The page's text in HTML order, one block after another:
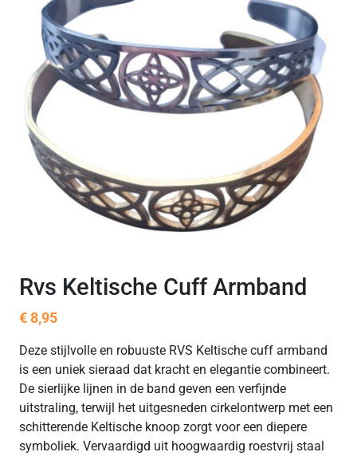
Rvs Keltische Cuff Armband
€8,95
Deze stijlvolle en robuuste RVS Keltische cuff armband
is een uniek sieraad dat kracht en elegantie combineert.
De sierlijke lijnen in de band geven een verfijnde
uitstraling, terwijl het uitgesneden cirkelontwerp met een
schitterende Keltische knoop zorgt voor een diepere
symboliek. Vervaardigd uit hoogwaardig roestvrij staal